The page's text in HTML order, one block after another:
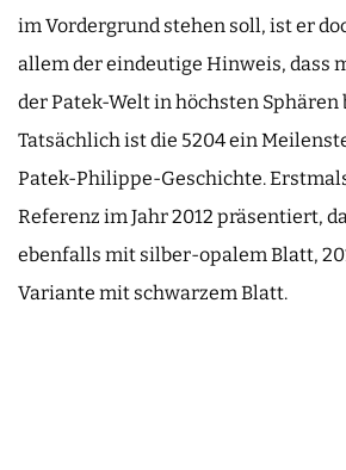
im Vordergrund stehen soll, ist er
allem der eindeutige Hinweis, dass
der Patek-Welt in höchsten Sphären
Tatsächlich ist die 5204 ein
Patek-Philippe-Geschichte.
Referenz im Jahr 2012 präsentiert,
ebenfalls mit silber-opalem Blatt,
Variante mit schwarzem Blatt.